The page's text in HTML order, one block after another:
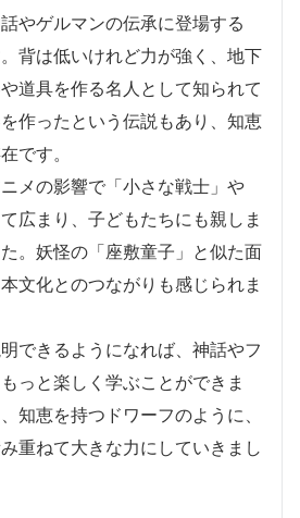
やゲルマンの伝承に登場する
。背は低いけれど力が強く、地下
道具を作る名人として知られて
作ったという伝説もあり、知恵
です。
メの影響で「小さな戦士」や
広まり、子どもたちにも親しま
。妖怪の「座敷童子」と似た面
文化とのつながりも感じられま
できるようになれば、神話やフ
っと楽しく学ぶことができま
知恵を持つドワーフのように、
重ねて大きな力にしていきまし